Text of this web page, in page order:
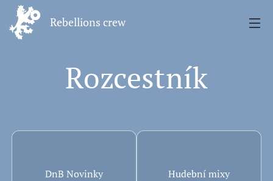
Rebellions crew
Rozcestník
DnB Novinky Hudební mixy